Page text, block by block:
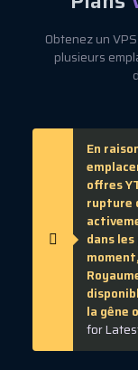
Obtenez un
plusieurs
En
offres
rupture
dans
la gêne
for